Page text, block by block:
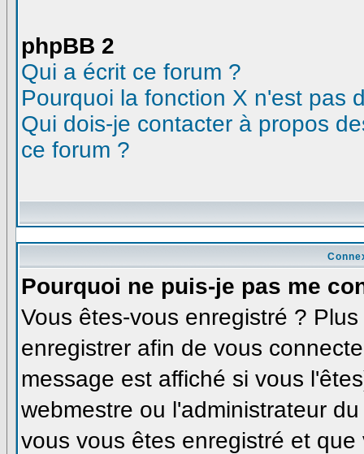
phpBB 2
Qui a écrit ce forum ?
Pourquoi la fonction X n'est pas
Qui dois-je contacter à propos
ce forum ?
Pourquoi ne puis-je pas me
Vous êtes-vous enregistré ?
enregistrer afin de vous
message est affiché si vous
webmestre ou l'administrateur
vous vous êtes enregistré et